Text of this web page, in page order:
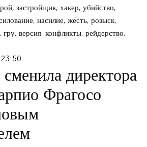
застройщик, хакер, убийство,
насилие, жесть, розыск,
версия, конфликты, рейдерство,
23:50
директора
Фрагосо